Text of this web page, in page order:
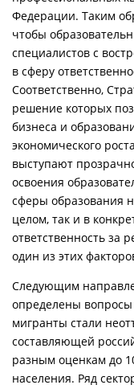
Федерации. Таким
чтобы
специалистов с
в сферу
Соответственно,
решение которых
бизнеса и
экономического
выступают
освоения
сферы образования
целом, так и в
ответственность за
один из этих
Следующим
определены
мигранты стали
составляющей
разным оценкам до
населения. Ряд